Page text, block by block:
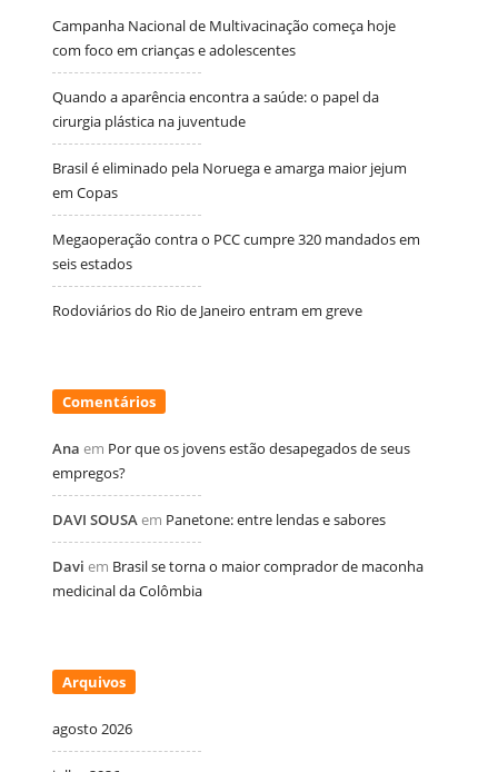
Campanha Nacional de Multivacinação começa hoje
com foco em crianças e adolescentes
Quando a aparência encontra a saúde: o papel da
cirurgia plástica na juventude
Brasil é eliminado pela Noruega e amarga maior jejum
em Copas
Megaoperação contra o PCC cumpre 320 mandados em
seis estados
Rodoviários do Rio de Janeiro entram em greve
Comentários
Ana em Por que os jovens estão desapegados de seus
empregos?
DAVI SOUSAem Panetone: entre lendas e sabores
Davi em Brasil se torna o maior comprador de maconha
medicinal da Colômbia
Arquivos
agosto 2026